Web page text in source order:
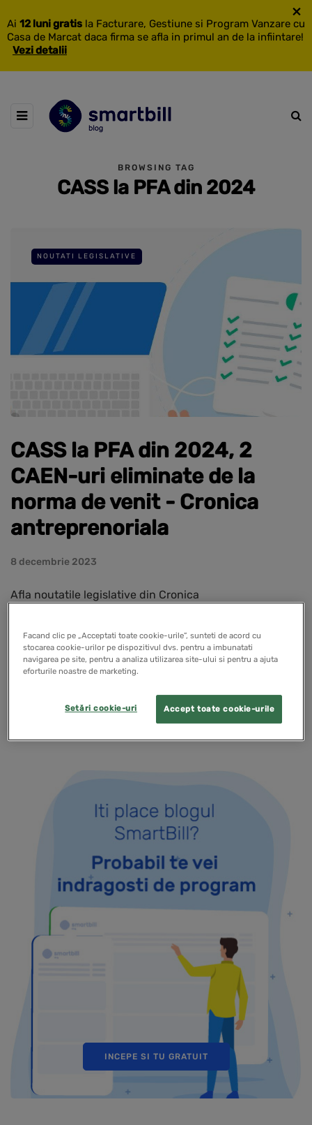
Ai 12 luni gratis la Facturare, Gestiune si Program Vanzare cu
Casa de Marcat daca firma se afla in primul an de la infiintare!
Vezi detalii
×
BROWSING TAG
CASS la PFA din 2024
NOUTATI LEGISLATIVE
CASS la PFA din 2024, 2
CAEN-uri eliminate de la
norma de venit - Cronica
antreprenoriala
8 decembrie 2023
Afla noutatile legislative din Cronica
CASS se va calcula in mod diferit la PFA in sensul ca se
vor separa veniturile din activitati independente de alte
tipuri de venituri (dividende, chirii,…
READ MORE
INCEPE SI TU GRATUIT
Facand clic pe „Acceptati toate cookie-urile”, sunteti de acord cu
stocarea cookie-urilor pe dispozitivul dvs. pentru a imbunatati
navigarea pe site, pentru a analiza utilizarea site-ului si pentru a ajuta
eforturile noastre de marketing.
Accept toate cookie-urile
Setări cookie-uri